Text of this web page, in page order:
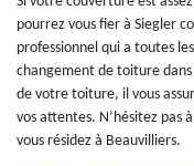
pourrez vous fier à Siegler
professionnel qui a toutes
changement de toiture
de votre toiture, il vous
vos attentes. N’hésitez pas
vous résidez à Beauvilliers.